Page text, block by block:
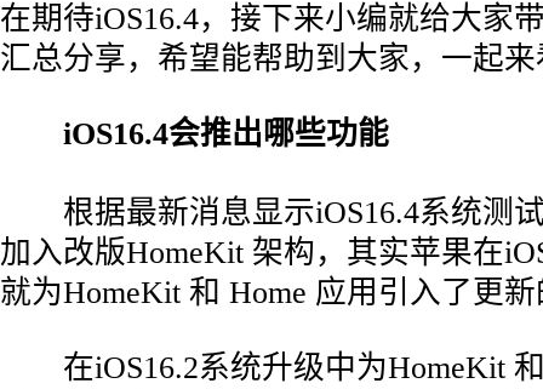
在期待iOS16.4，接下来小编就给大家
汇总分享，希望能帮助到大家，一起
iOS16.4会推出哪些功能
根据最新消息显示iOS16.4系统测
加入改版HomeKit 架构，其实苹果在
就为HomeKit 和 Home 应用引入了更
在iOS16.2系统升级中为HomeKit 和